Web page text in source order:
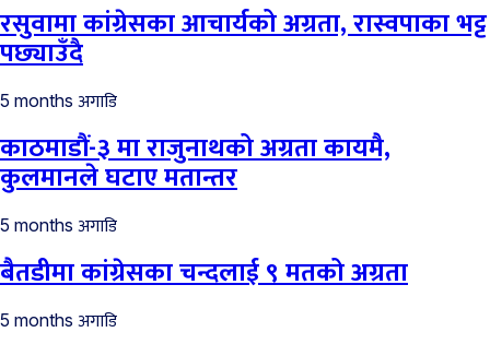
रसुवामा कांग्रेसका आचार्यको अग्रता, रास्वपाका भट्ट
पछ्याउँदै
5 months अगाडि
काठमाडौं-३ मा राजुनाथको अग्रता कायमै,
कुलमानले घटाए मतान्तर
5 months अगाडि
बैतडीमा कांग्रेसका चन्दलाई ९ मतको अग्रता
5 months अगाडि